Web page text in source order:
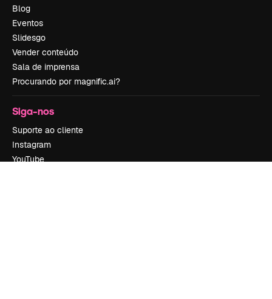
Blog
Eventos
Slidesgo
Vender conteúdo
Sala de imprensa
Procurando por magnific.ai?
Siga-nos
Suporte ao cliente
Instagram
YouTube